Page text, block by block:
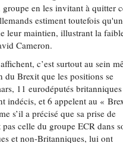
en les invitant à quitter
estiment toutefois
leur maintien, illustrant la
Cameron.
c’est surtout au sein
du Brexit que les positions se
11 eurodéputés britanniques
indécis, et 6 appelent au «
s’il a précisé que sa prise de
celle du groupe ECR dans
et non-Britanniques, lui ont